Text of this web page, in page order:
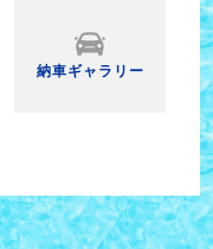
納車ギャラリー